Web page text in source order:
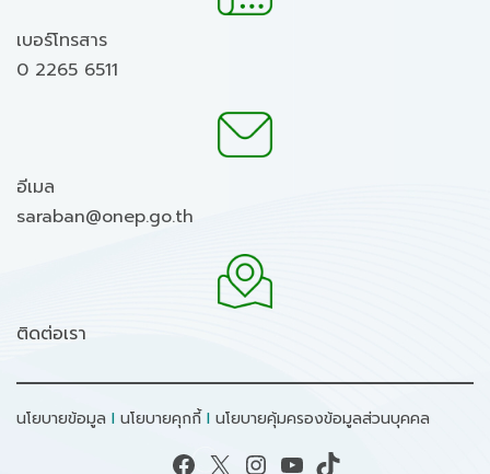
เบอร์โทรสาร
0 2265 6511
อีเมล
saraban@onep.go.th
ติดต่อเรา
นโยบายข้อมูล I นโยบายคุกกี้ I นโยบายคุ้มครองข้อมูลส่วนบุคคล
Facebook X Instagram YouTube TikTok